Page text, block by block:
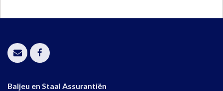
Baljeu en Staal Assurantiën